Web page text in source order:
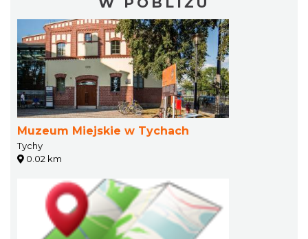
Muzeum Miejskie w Tychach
Tychy
0.02 km